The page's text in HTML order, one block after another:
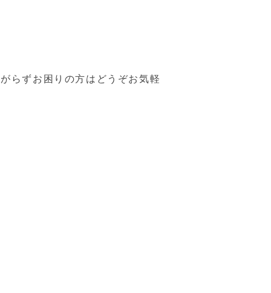
らずお困りの方はどうぞお気軽